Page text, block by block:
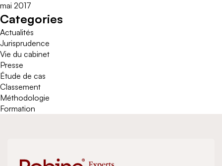
mai 2017
Categories
Actualités
Jurisprudence
Vie du cabinet
Presse
Étude de cas
Classement
Méthodologie
Formation